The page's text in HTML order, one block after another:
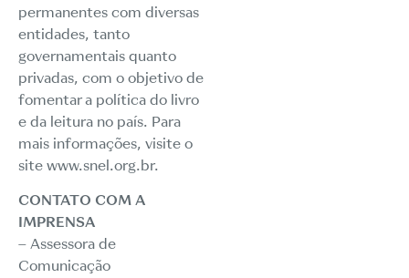
permanentes com diversas
entidades, tanto
governamentais quanto
privadas, com o objetivo de
fomentar a política do livro
e da leitura no país. Para
mais informações, visite o
site www.snel.org.br.
CONTATO COM A
IMPRENSA
– Assessora de
Comunicação